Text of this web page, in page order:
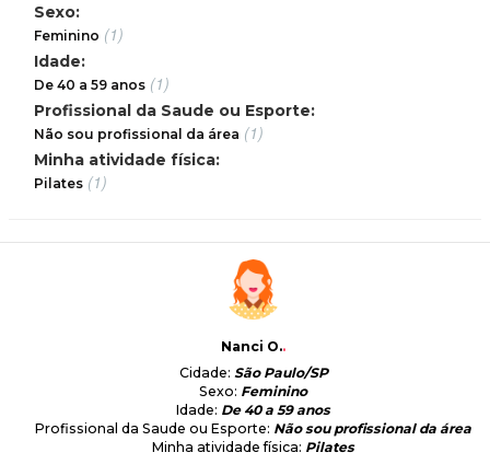
Sexo:
Feminino (1)
Idade:
De 40 a 59 anos (1)
Profissional da Saude ou Esporte:
Não sou profissional da área (1)
Minha atividade física:
Pilates (1)
Nanci O..
Cidade: São Paulo/SP
Sexo: Feminino
Idade: De 40 a 59 anos
Profissional da Saude ou Esporte: Não sou profissional da área
Minha atividade física: Pilates